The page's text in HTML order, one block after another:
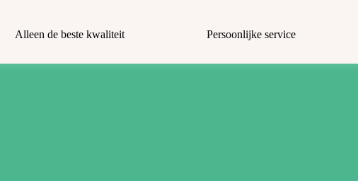
Alleen de beste kwaliteit Persoonlijke service